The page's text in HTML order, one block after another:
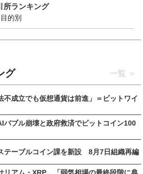
所ランキング
的別
グ 一覧
不成立でも仮想通貨は前進」＝ビットワイ
バブル崩壊と政府救済でビットコイン100
テーブルコイン課を新設 8月7日組織再編